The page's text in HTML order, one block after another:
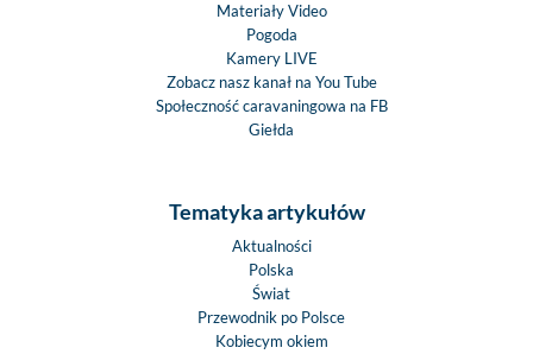
Materiały Video
Pogoda
Kamery LIVE
Zobacz nasz kanał na You Tube
Społeczność caravaningowa na FB
Giełda
Tematyka artykułów
Aktualności
Polska
Świat
Przewodnik po Polsce
Kobiecym okiem